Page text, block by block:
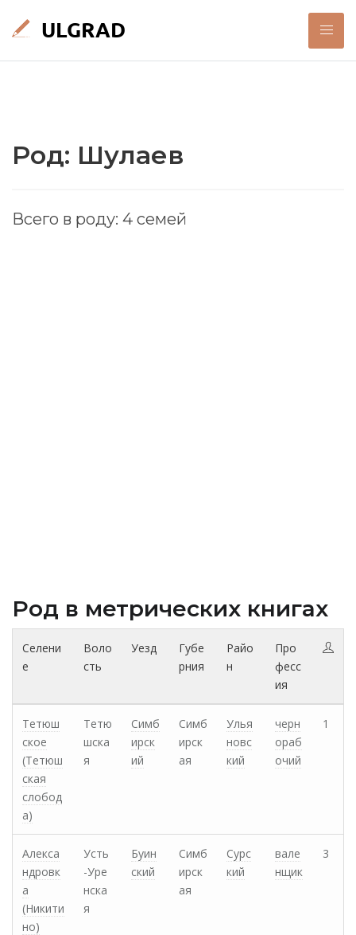
Род: Шулаев
Всего в роду: 4 семей
Род в метрических книгах
Селени
е
Воло
сть
Уезд
Губе
рния
Райо
н
Про
фесс
ия
Тетюш
ское
(Тетюш
ская
слобод
а)
Тетю
шска
я
Симб
ирск
ий
Симб
ирск
ая
Улья
новс
кий
черн
ораб
очий
1
Алекса
ндровк
а
(Никити
но)
Усть
-Уре
нска
я
Буин
ский
Симб
ирск
ая
Сурс
кий
вале
нщик
3